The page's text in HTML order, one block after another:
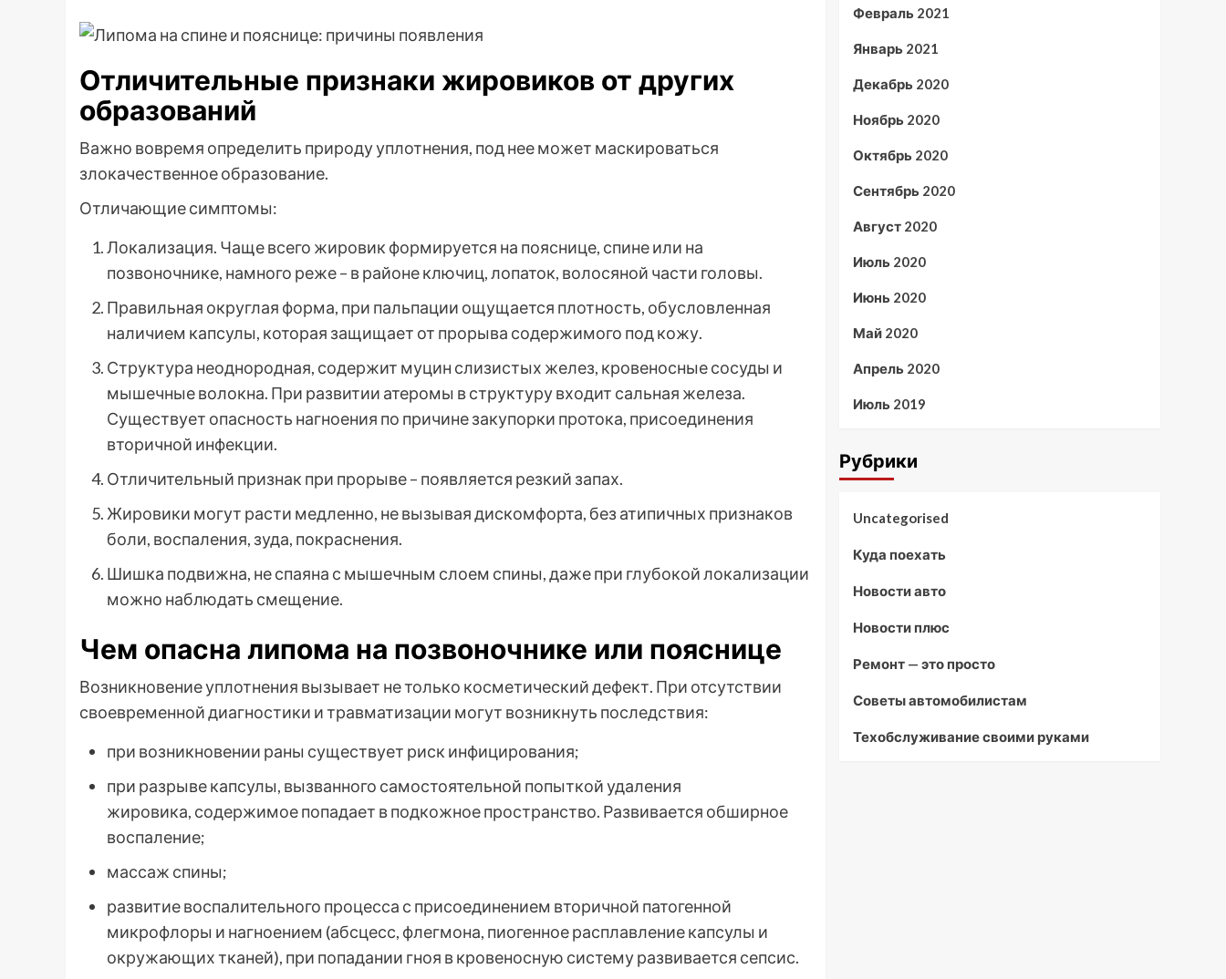
Отличительные признаки жировиков от других
образований
Важно вовремя определить природу уплотнения, под нее может маскироваться
злокачественное образование.
Отличающие симптомы:
Локализация. Чаще всего жировик формируется на пояснице, спине или на
позвоночнике, намного реже – в районе ключиц, лопаток, волосяной части головы.
Правильная округлая форма, при пальпации ощущается плотность, обусловленная
наличием капсулы, которая защищает от прорыва содержимого под кожу.
Структура неоднородная, содержит муцин слизистых желез, кровеносные сосуды и
мышечные волокна. При развитии атеромы в структуру входит сальная железа.
Существует опасность нагноения по причине закупорки протока, присоединения
вторичной инфекции.
Отличительный признак при прорыве – появляется резкий запах.
Жировики могут расти медленно, не вызывая дискомфорта, без атипичных признаков
боли, воспаления, зуда, покраснения.
Шишка подвижна, не спаяна с мышечным слоем спины, даже при глубокой локализации
можно наблюдать смещение.
Чем опасна липома на позвоночнике или пояснице
Возникновение уплотнения вызывает не только косметический дефект. При отсутствии
своевременной диагностики и травматизации могут возникнуть последствия:
при возникновении раны существует риск инфицирования;
при разрыве капсулы, вызванного самостоятельной попыткой удаления
жировика, содержимое попадает в подкожное пространство. Развивается обширное
воспаление;
массаж спины;
развитие воспалительного процесса с присоединением вторичной патогенной
микрофлоры и нагноением (абсцесс, флегмона, пиогенное расплавление капсулы и
окружающих тканей), при попадании гноя в кровеносную систему развивается сепсис.
Февраль 2021
Январь 2021
Декабрь 2020
Ноябрь 2020
Октябрь 2020
Сентябрь 2020
Август 2020
Июль 2020
Июнь 2020
Май 2020
Апрель 2020
Июль 2019
Рубрики
Uncategorised
Куда поехать
Новости авто
Новости плюс
Ремонт — это просто
Советы автомобилистам
Техобслуживание своими руками